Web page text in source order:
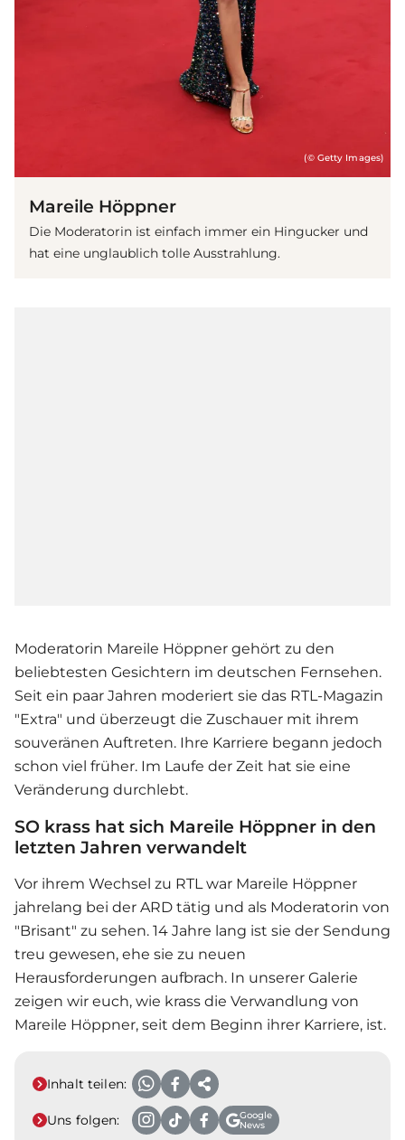
(© Getty Images)
Mareile Höppner
Die Moderatorin ist einfach immer ein Hingucker und
hat eine unglaublich tolle Ausstrahlung.
Moderatorin Mareile Höppner gehört zu den
beliebtesten Gesichtern im deutschen Fernsehen.
Seit ein paar Jahren moderiert sie das RTL-Magazin
"Extra" und überzeugt die Zuschauer mit ihrem
souveränen Auftreten. Ihre Karriere begann jedoch
schon viel früher. Im Laufe der Zeit hat sie eine
Veränderung durchlebt.
SO krass hat sich Mareile Höppner in den
letzten Jahren verwandelt
Vor ihrem Wechsel zu RTL war Mareile Höppner
jahrelang bei der ARD tätig und als Moderatorin von
"Brisant" zu sehen. 14 Jahre lang ist sie der Sendung
treu gewesen, ehe sie zu neuen
Herausforderungen aufbrach. In unserer Galerie
zeigen wir euch, wie krass die Verwandlung von
Mareile Höppner, seit dem Beginn ihrer Karriere, ist.
Inhalt teilen:
Uns folgen:
Google
News